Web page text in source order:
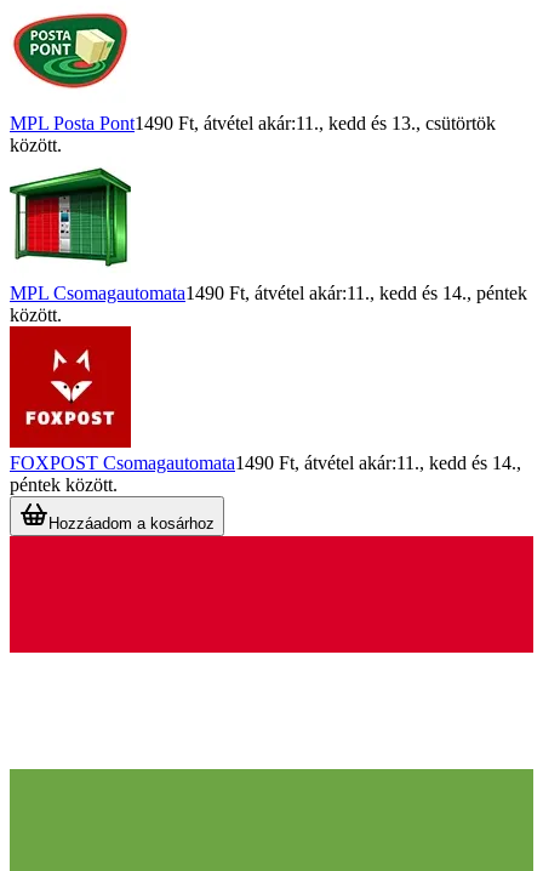
MPL Posta Pont1490 Ft, átvétel akár:11., kedd és 13., csütörtök
között.
MPL Csomagautomata1490 Ft, átvétel akár:11., kedd és 14., péntek
között.
FOXPOST Csomagautomata1490 Ft, átvétel akár:11., kedd és 14.,
péntek között.
Hozzáadom a kosárhoz